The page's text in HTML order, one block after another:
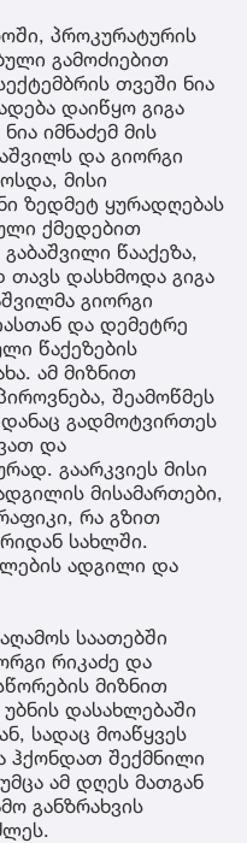
პროკურატურის
გამოძიებით
თვეში ნია
დაიწყო გიგა
იმნაძემ მის
და გიორგი
მისი
ზედმეტ ყურადღებას
ქმედებით
წააქეზა,
დასხმოდა გიგა
გიორგი
და დემეტრე
წაქეზების
ამ მიზნით
შეამოწმეს
გადმოტვირთეს
და
გაარკვიეს მისი
მისამართები,
რა გზით
სახლში.
ადგილი და
საათებში
რიკაძე და
მიზნით
დასახლებაში
სადაც მოაწყვეს
ჰქონდათ შექმნილი
ამ დღეს მათგან
განზრახვის